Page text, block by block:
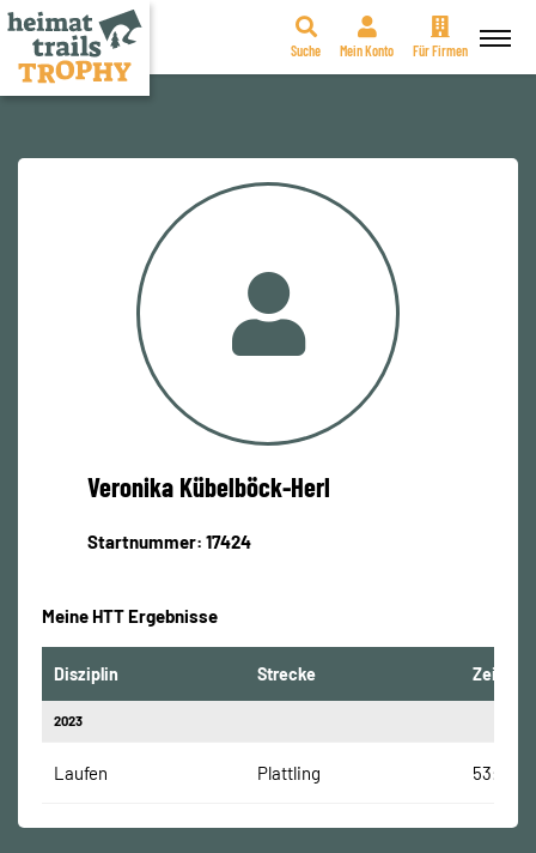
Zum
Suche Mein Konto Für Firmen
Veronika Kübelböck-Herl
Startnummer: 17424
Meine HTT Ergebnisse
Disziplin Strecke Zeit
2023
Laufen Plattling 53:29